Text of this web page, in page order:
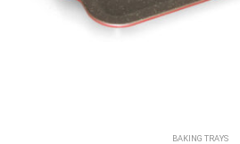
BAKING TRAYS